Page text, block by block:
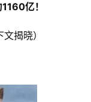
亿！
揭晓）